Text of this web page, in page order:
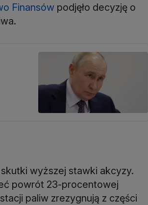
Finansów podjęło decyzję o
wyższej stawki akcyzy.
powrót 23-procentowej
paliw zrezygnują z części